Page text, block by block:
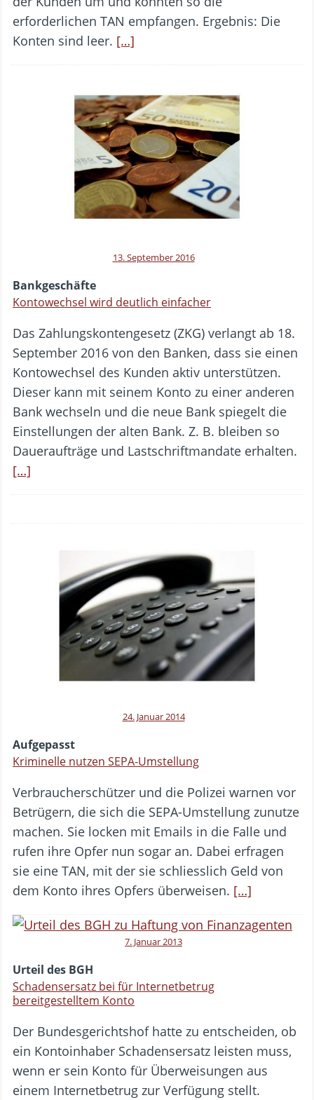
erforderlichen TAN empfangen. Ergebnis: Die
Konten sind leer. […]
13. September 2016
Bankgeschäfte
Kontowechsel wird deutlich einfacher
Das Zahlungskontengesetz (ZKG) verlangt ab 18.
September 2016 von den Banken, dass sie einen
Kontowechsel des Kunden aktiv unterstützen.
Dieser kann mit seinem Konto zu einer anderen
Bank wechseln und die neue Bank spiegelt die
Einstellungen der alten Bank. Z. B. bleiben so
Daueraufträge und Lastschriftmandate erhalten.
[…]
24. Januar 2014
Aufgepasst
Kriminelle nutzen SEPA-Umstellung
Verbraucherschützer und die Polizei warnen vor
Betrügern, die sich die SEPA-Umstellung zunutze
machen. Sie locken mit Emails in die Falle und
rufen ihre Opfer nun sogar an. Dabei erfragen
sie eine TAN, mit der sie schliesslich Geld von
dem Konto ihres Opfers überweisen. […]
7. Januar 2013
Urteil des BGH
Schadensersatz bei für Internetbetrug
bereitgestelltem Konto
Der Bundesgerichtshof hatte zu entscheiden, ob
ein Kontoinhaber Schadensersatz leisten muss,
wenn er sein Konto für Überweisungen aus
einem Internetbetrug zur Verfügung stellt.